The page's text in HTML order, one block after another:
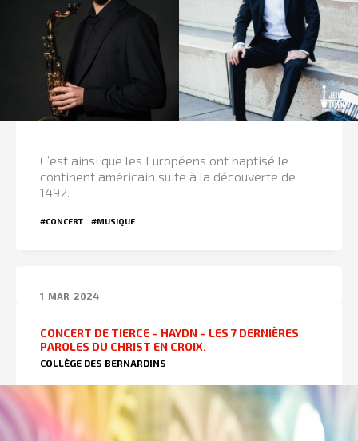
C’est ainsi que les Européens ont baptisé le
continent américain suite à la découverte de
1492.
#CONCERT #MUSIQUE
1 MAR 2024
CONCERT DE TIERCE – HAYDN – LES 7 DERNIÈRES
PAROLES DU CHRIST EN CROIX.
COLLÈGE DES BERNARDINS